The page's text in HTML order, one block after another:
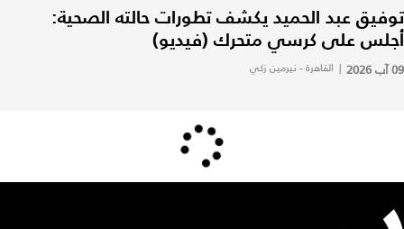
توفيق عبد الحميد يكشف تطورات حالته الصحية:
أجلس على كرسي متحرك (فيديو)
09 آب 2026 | القاهرة - نيرمين زكي